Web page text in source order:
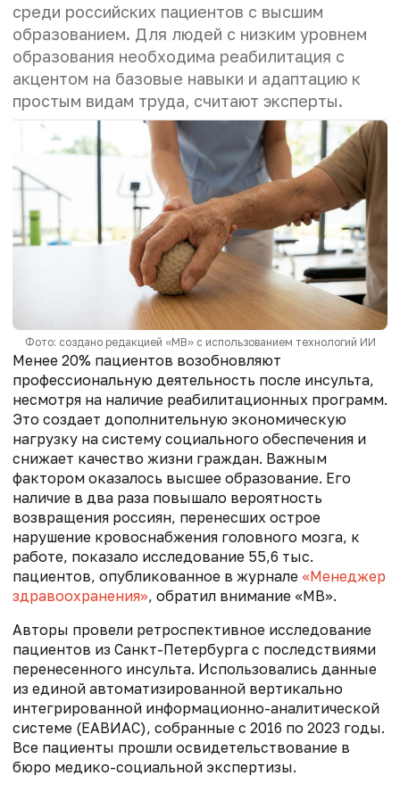
среди российских пациентов с высшим
образованием. Для людей с низким уровнем
образования необходима реабилитация с
акцентом на базовые навыки и адаптацию к
простым видам труда, считают эксперты.
Фото: создано редакцией «МВ» с использованием технологий ИИ
Менее 20% пациентов возобновляют
профессиональную деятельность после инсульта,
несмотря на наличие реабилитационных программ.
Это создает дополнительную экономическую
нагрузку на систему социального обеспечения и
снижает качество жизни граждан. Важным
фактором оказалось высшее образование. Его
наличие в два раза повышало вероятность
возвращения россиян, перенесших острое
нарушение кровоснабжения головного мозга, к
работе, показало исследование 55,6 тыс.
пациентов, опубликованное в журнале «Менеджер
здравоохранения», обратил внимание «МВ».
Авторы провели ретроспективное исследование
пациентов из Санкт-Петербурга с последствиями
перенесенного инсульта. Использовались данные
из единой автоматизированной вертикально
интегрированной информационно-аналитической
системе (ЕАВИАС), собранные с 2016 по 2023 годы.
Все пациенты прошли освидетельствование в
бюро медико-социальной экспертизы.